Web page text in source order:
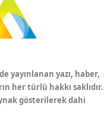
yayınlanan yazı, haber,
her türlü hakkı saklıdır.
gösterilerek dahi